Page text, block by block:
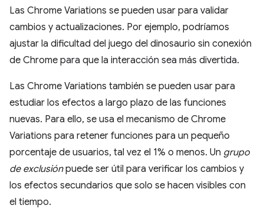
Las Chrome Variations se pueden usar para validar
cambios y actualizaciones. Por ejemplo, podríamos
ajustar la dificultad del juego del dinosaurio sin conexión
de Chrome para que la interacción sea más divertida.
Las Chrome Variations también se pueden usar para
estudiar los efectos a largo plazo de las funciones
nuevas. Para ello, se usa el mecanismo de Chrome
Variations para retener funciones para un pequeño
porcentaje de usuarios, tal vez el 1% o menos. Un grupo
de exclusiónpuede ser útil para verificar los cambios y
los efectos secundarios que solo se hacen visibles con
el tiempo.